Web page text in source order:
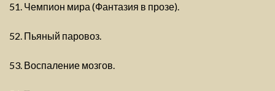
51. Чемпион мира (Фантазия в прозе).
52. Пьяный паровоз.
53. Воспаление мозгов.